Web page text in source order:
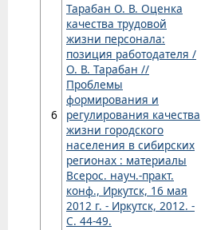
6
Тарабан О. В. Оценка
качества трудовой
жизни персонала:
позиция работодателя /
О. В. Тарабан //
Проблемы
формирования и
регулирования качества
жизни городского
населения в сибирских
регионах : материалы
Всерос. науч.-практ.
конф., Иркутск, 16 мая
2012 г. - Иркутск, 2012. -
С. 44-49.